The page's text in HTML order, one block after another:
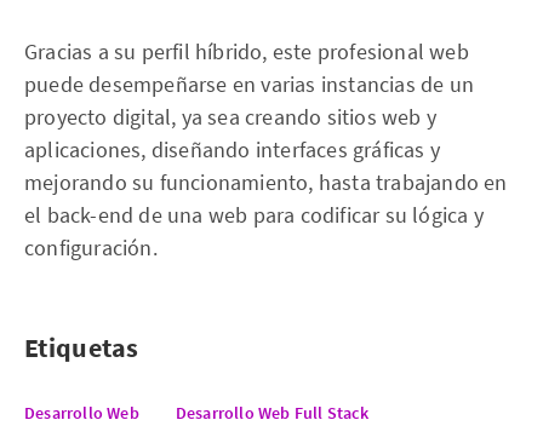
Gracias a su perfil híbrido, este profesional web
puede desempeñarse en varias instancias de un
proyecto digital, ya sea creando sitios web y
aplicaciones, diseñando interfaces gráficas y
mejorando su funcionamiento, hasta trabajando en
el back-end de una web para codificar su lógica y
configuración.
Etiquetas
Desarrollo Web Desarrollo Web Full Stack